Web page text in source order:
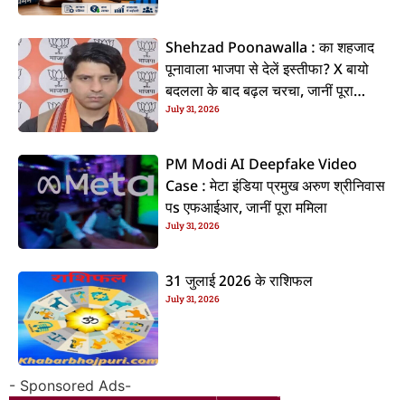
Shehzad Poonawalla : का शहजाद
पूनावाला भाजपा से देलें इस्तीफा? X बायो
बदलला के बाद बढ़ल चरचा, जानीं पूरा
ममिला
July 31, 2026
PM Modi AI Deepfake Video
Case : मेटा इंडिया प्रमुख अरुण श्रीनिवास
पs एफआईआर, जानीं पूरा ममिला
July 31, 2026
31 जुलाई 2026 के राशिफल
July 31, 2026
- Sponsored Ads-